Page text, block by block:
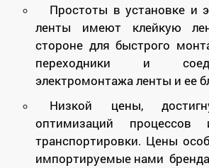
Простоты в установке и
ленты имеют клейкую
стороне для быстрого
переходники и
электромонтажа ленты и ее
Низкой цены,
оптимизаций процессов
транспортировки. Цены
импортируемые нами бренда